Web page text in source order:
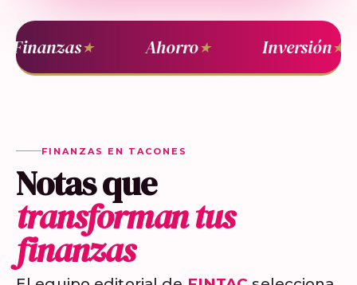
Finanzas★ Ahorro★ Inversión★
FINANZAS EN TACONES
Notas que
transforman tus
finanzas